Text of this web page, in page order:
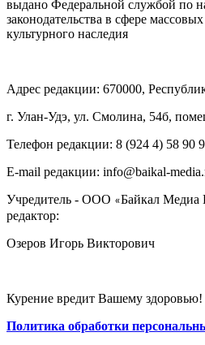
выдано Федеральной службой по
законодательства в сфере
культурного наследия
Адрес редакции: 670000,
г. Улан-Удэ, ул. Смолина, 54б,
Телефон редакции: ‎‎8 (924 4) 58 90
E-mail редакции: info@baikal-
Учредитель - ООО «Байкал Медиа
редактор:
Озеров Игорь Викторович
Курение вредит Вашему здоровью!
Политика обработки